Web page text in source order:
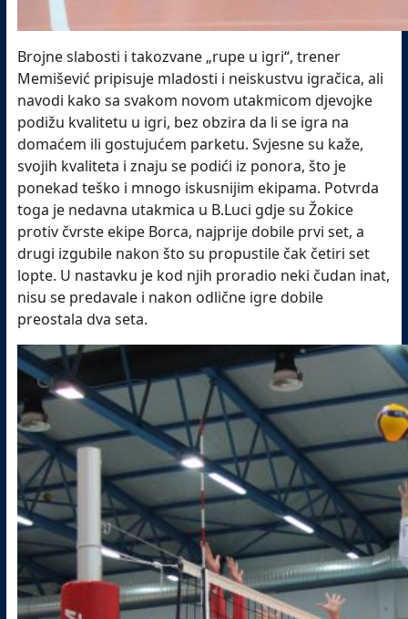
Brojne slabosti i takozvane „rupe u igri“, trener
Memišević pripisuje mladosti i neiskustvu igračica, ali
navodi kako sa svakom novom utakmicom djevojke
podižu kvalitetu u igri, bez obzira da li se igra na
domaćem ili gostujućem parketu. Svjesne su kaže,
svojih kvaliteta i znaju se podići iz ponora, što je
ponekad teško i mnogo iskusnijim ekipama. Potvrda
toga je nedavna utakmica u B.Luci gdje su Žokice
protiv čvrste ekipe Borca, najprije dobile prvi set, a
drugi izgubile nakon što su propustile čak četiri set
lopte. U nastavku je kod njih proradio neki čudan inat,
nisu se predavale i nakon odlične igre dobile
preostala dva seta.